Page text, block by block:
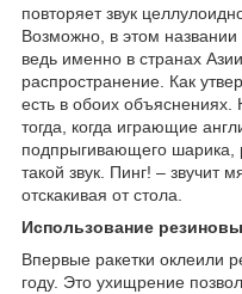
повторяет звук
Возможно, в этом названии
ведь именно в странах
распространение. Как
есть в обоих объяснениях.
тогда, когда играющие
подпрыгивающего шарика,
такой звук. Пинг! – звучит
отскакивая от стола.
Использование
Впервые ракетки оклеили
году. Это ухищрение